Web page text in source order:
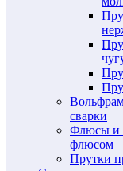
сварки
Флюсы и
флюсом
Прутки